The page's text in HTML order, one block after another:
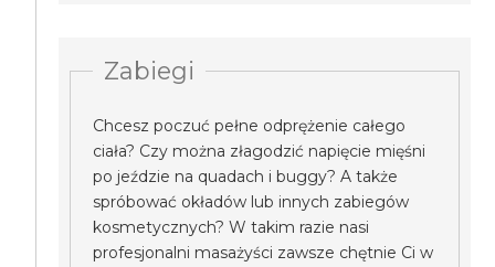
Zabiegi
Chcesz poczuć pełne odprężenie całego
ciała? Czy można złagodzić napięcie mięśni
po jeździe na quadach i buggy? A także
spróbować okładów lub innych zabiegów
kosmetycznych? W takim razie nasi
profesjonalni masażyści zawsze chętnie Ci w